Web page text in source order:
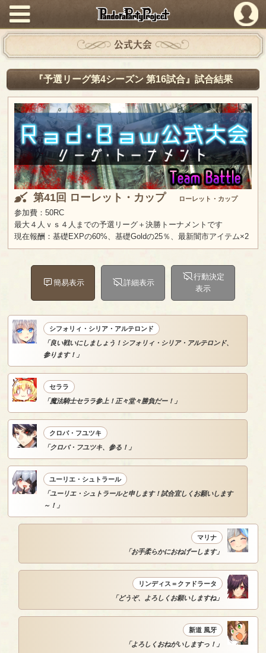
PandoraPartyProject
公式大会
『予選リーグ第4シーズン 第16試合』試合結果
第41回 ローレット・カップ ローレット・カップ
参加費：50RC
最大４人ｖｓ４人までの予選リーグ＋決勝トーナメントです
現在報酬：基礎EXPの60%、基礎Goldの25％、最新闇市アイテム×2
簡易表示 詳細表示
行動決定
表示
シフォリィ・シリア・アルテロンド
「良い戦いにしましょう！シフォリィ・シリア・アルテロンド、
参ります！」
セララ
「魔法騎士セララ参上！正々堂々勝負だー！」
クロバ・フユツキ
「クロバ・フユツキ、参る！」
ユーリエ・シュトラール
「ユーリエ・シュトラールと申します！試合宜しくお願いします
～！」
マリナ
「お手柔らかにおねげーします」
リンディス＝クァドラータ
「どうぞ、よろしくお願いしますね」
新道 風牙
「よろしくおねがいしますっ！」